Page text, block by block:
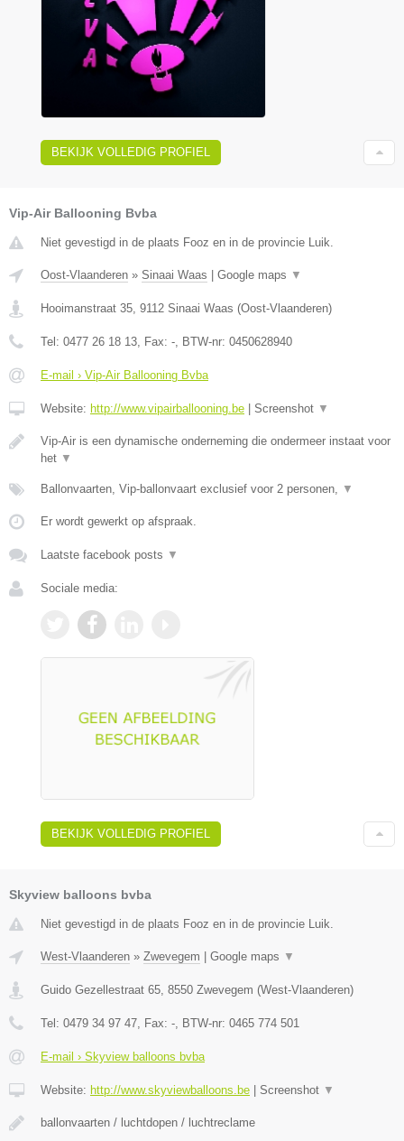
BEKIJK VOLLEDIG PROFIEL
Vip-Air Ballooning Bvba
Niet gevestigd in de plaats Fooz en in de provincie Luik.
Oost-Vlaanderen » Sinaai Waas | Google maps ▼
Hooimanstraat 35 9112 Sinaai Waas (Oost-Vlaanderen)
Tel: 0477 26 18 13 , Fax: - , BTW-nr: 0450628940
E-mail › Vip-Air Ballooning Bvba
Website: http://www.vipairballooning.be | Screenshot ▼
Vip-Air is een dynamische onderneming die ondermeer instaat voor
het ▼
Ballonvaarten, Vip-ballonvaart exclusief voor 2 personen, ▼
Er wordt gewerkt op afspraak.
Laatste facebook posts ▼
Sociale media:
BEKIJK VOLLEDIG PROFIEL
Skyview balloons bvba
Niet gevestigd in de plaats Fooz en in de provincie Luik.
West-Vlaanderen » Zwevegem Google maps ▼
Guido Gezellestraat 65, 8550 Zwevegem (West-Vlaanderen)
Tel: 0479 34 97 47, Fax: -, BTW-nr: 0465 774 501
E-mail › Skyview balloons bvba
Website: http://www.skyviewballoons.be Screenshot ▼
ballonvaarten / luchtdopen / luchtreclame